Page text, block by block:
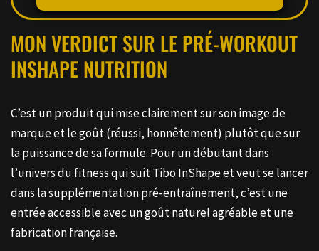
MON VERDICT SUR LE PRÉ-WORKOUT
INSHAPE NUTRITION
C’est un produit qui mise clairement sur son image de
marque et le goût (réussi, honnêtement) plutôt que sur
la puissance de sa formule. Pour un débutant dans
l’univers du fitness qui suit Tibo InShape et veut se lancer
dans la supplémentation pré-entraînement, c’est une
entrée accessible avec un goût naturel agréable et une
fabrication française.